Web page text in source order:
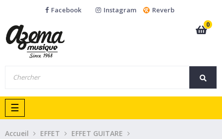
Facebook Instagram
Reverb
0
Basculer
la
navigation
☰
Accueil EFFET
EFFET GUITARE